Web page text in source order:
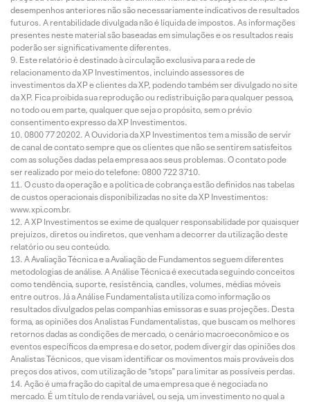
desempenhos anteriores não são necessariamente indicativos de resultados
futuros. A rentabilidade divulgada não é líquida de impostos. As informações
presentes neste material são baseadas em simulações e os resultados reais
poderão ser significativamente diferentes.
Este relatório é destinado à circulação exclusiva para a rede de
relacionamento da XP Investimentos, incluindo assessores de
investimentos da XP e clientes da XP, podendo também ser divulgado no site
da XP. Fica proibida sua reprodução ou redistribuição para qualquer pessoa,
no todo ou em parte, qualquer que seja o propósito, sem o prévio
consentimento expresso da XP Investimentos.
0800 77 20202. A Ouvidoria da XP Investimentos tem a missão de servir
de canal de contato sempre que os clientes que não se sentirem satisfeitos
com as soluções dadas pela empresa aos seus problemas. O contato pode
ser realizado por meio do telefone: 0800 722 3710.
O custo da operação e a política de cobrança estão definidos nas tabelas
de custos operacionais disponibilizadas no site da XP Investimentos:
www.xpi.com.br.
A XP Investimentos se exime de qualquer responsabilidade por quaisquer
prejuízos, diretos ou indiretos, que venham a decorrer da utilização deste
relatório ou seu conteúdo.
A Avaliação Técnica e a Avaliação de Fundamentos seguem diferentes
metodologias de análise. A Análise Técnica é executada seguindo conceitos
como tendência, suporte, resistência, candles, volumes, médias móveis
entre outros. Já a Análise Fundamentalista utiliza como informação os
resultados divulgados pelas companhias emissoras e suas projeções. Desta
forma, as opiniões dos Analistas Fundamentalistas, que buscam os melhores
retornos dadas as condições de mercado, o cenário macroeconômico e os
eventos específicos da empresa e do setor, podem divergir das opiniões dos
Analistas Técnicos, que visam identificar os movimentos mais prováveis dos
preços dos ativos, com utilização de “stops” para limitar as possíveis perdas.
Ação é uma fração do capital de uma empresa que é negociada no
mercado. É um título de renda variável, ou seja, um investimento no qual a